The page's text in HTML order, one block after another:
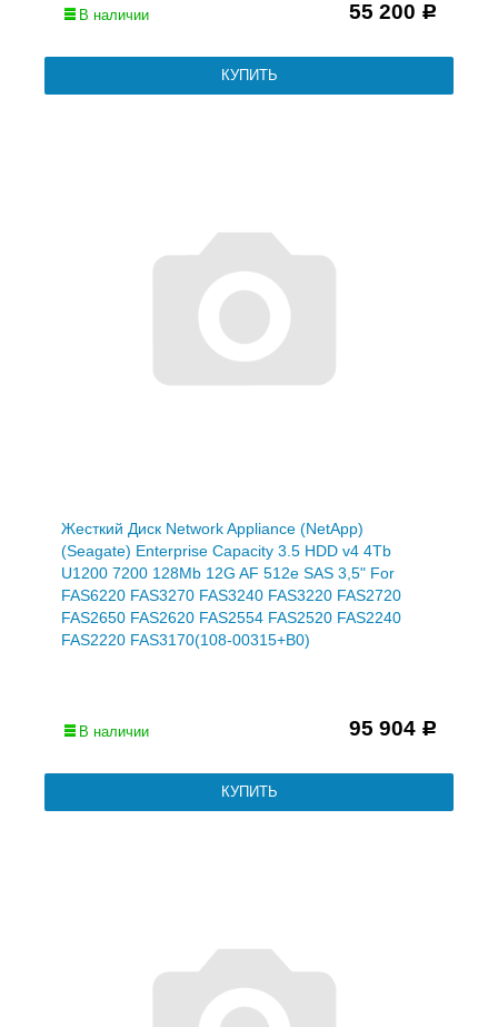
В наличии 55 200 Р
Жесткий Диск Network Appliance (NetApp)
(Seagate) Enterprise Capacity 3.5 HDD v4 4Tb
U1200 7200 128Mb 12G AF 512e SAS 3,5" For
FAS6220 FAS3270 FAS3240 FAS3220 FAS2720
FAS2650 FAS2620 FAS2554 FAS2520 FAS2240
FAS2220 FAS3170(108-00315+B0)
В наличии 95 904 Р